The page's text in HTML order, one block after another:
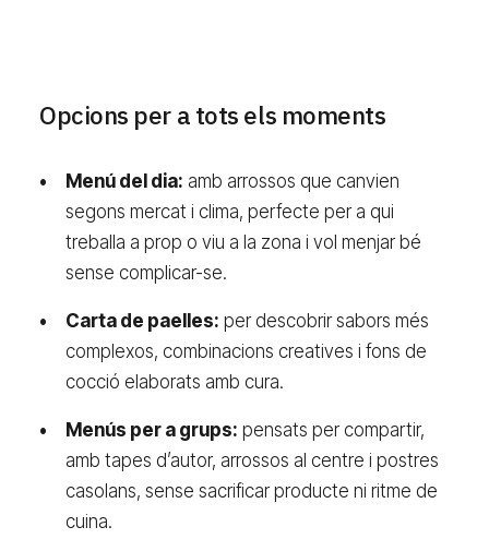
Opcions per a tots els moments
Menú del dia: amb arrossos que canvien
segons mercat i clima, perfecte per a qui
treballa a prop o viu a la zona i vol menjar bé
sense complicar-se.
Carta de paelles: per descobrir sabors més
complexos, combinacions creatives i fons de
cocció elaborats amb cura.
Menús per a grups: pensats per compartir,
amb tapes d’autor, arrossos al centre i postres
casolans, sense sacrificar producte ni ritme de
cuina.